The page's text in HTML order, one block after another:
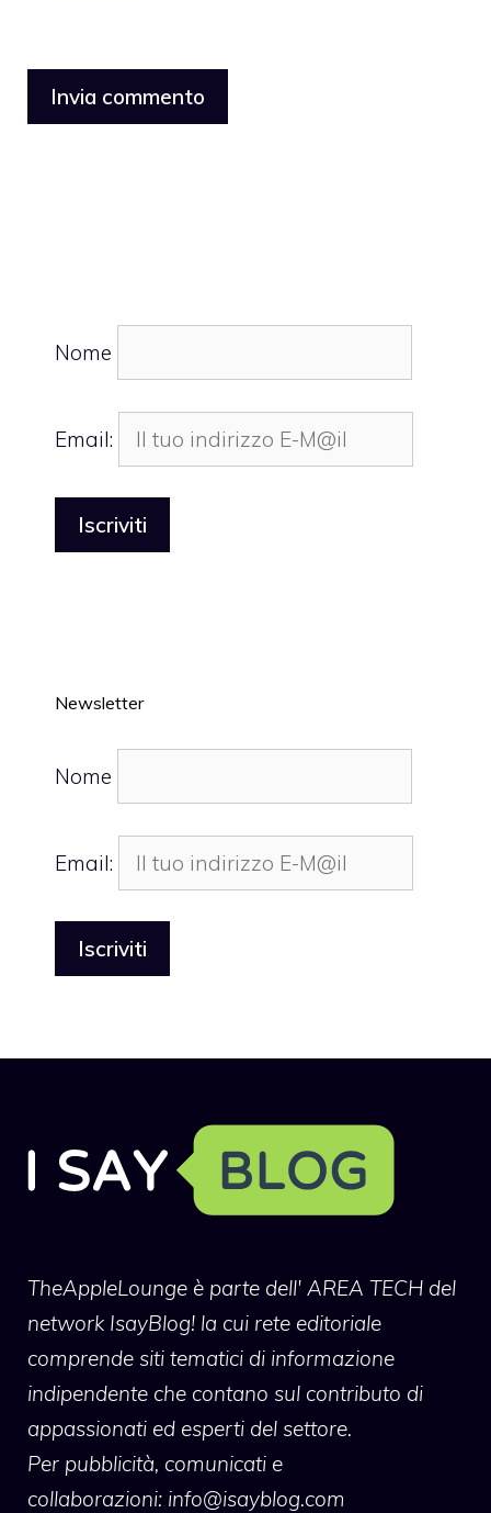
Nome
Email:
Newsletter
Nome
Email:
TheAppleLounge è parte dell' AREA TECH del
network IsayBlog! la cui rete editoriale
comprende siti tematici di informazione
indipendente che contano sul contributo di
appassionati ed esperti del settore.
Per pubblicità, comunicati e
collaborazioni: info@isayblog.com